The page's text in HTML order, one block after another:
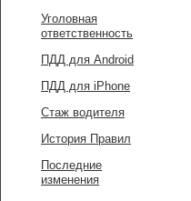
Уголовная
ответственность
ПДД для Android
ПДД для iPhone
Стаж водителя
История Правил
Последние
изменения